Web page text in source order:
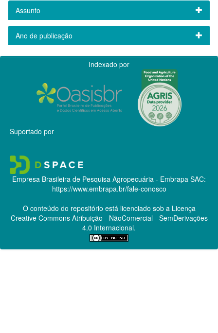
Assunto
Ano de publicação
Indexado por
Suportado por
Empresa Brasileira de Pesquisa Agropecuária - Embrapa SAC:
https://www.embrapa.br/fale-conosco
O conteúdo do repositório está licenciado sob a Licença
Creative CommonsAtribuição - NãoComercial - SemDerivações
4.0 Internacional.